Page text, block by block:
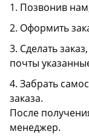
1. Позвонив
2. Оформить
3. Сделать
почты
4. Забрать
заказа.
После
менеджер.